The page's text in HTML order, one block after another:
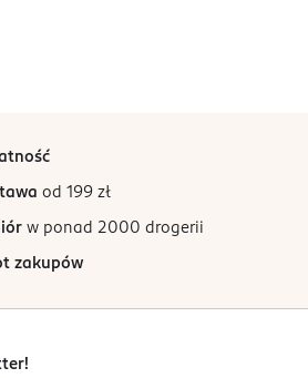
od 199 zł
w ponad 2000 drogerii
zakupów